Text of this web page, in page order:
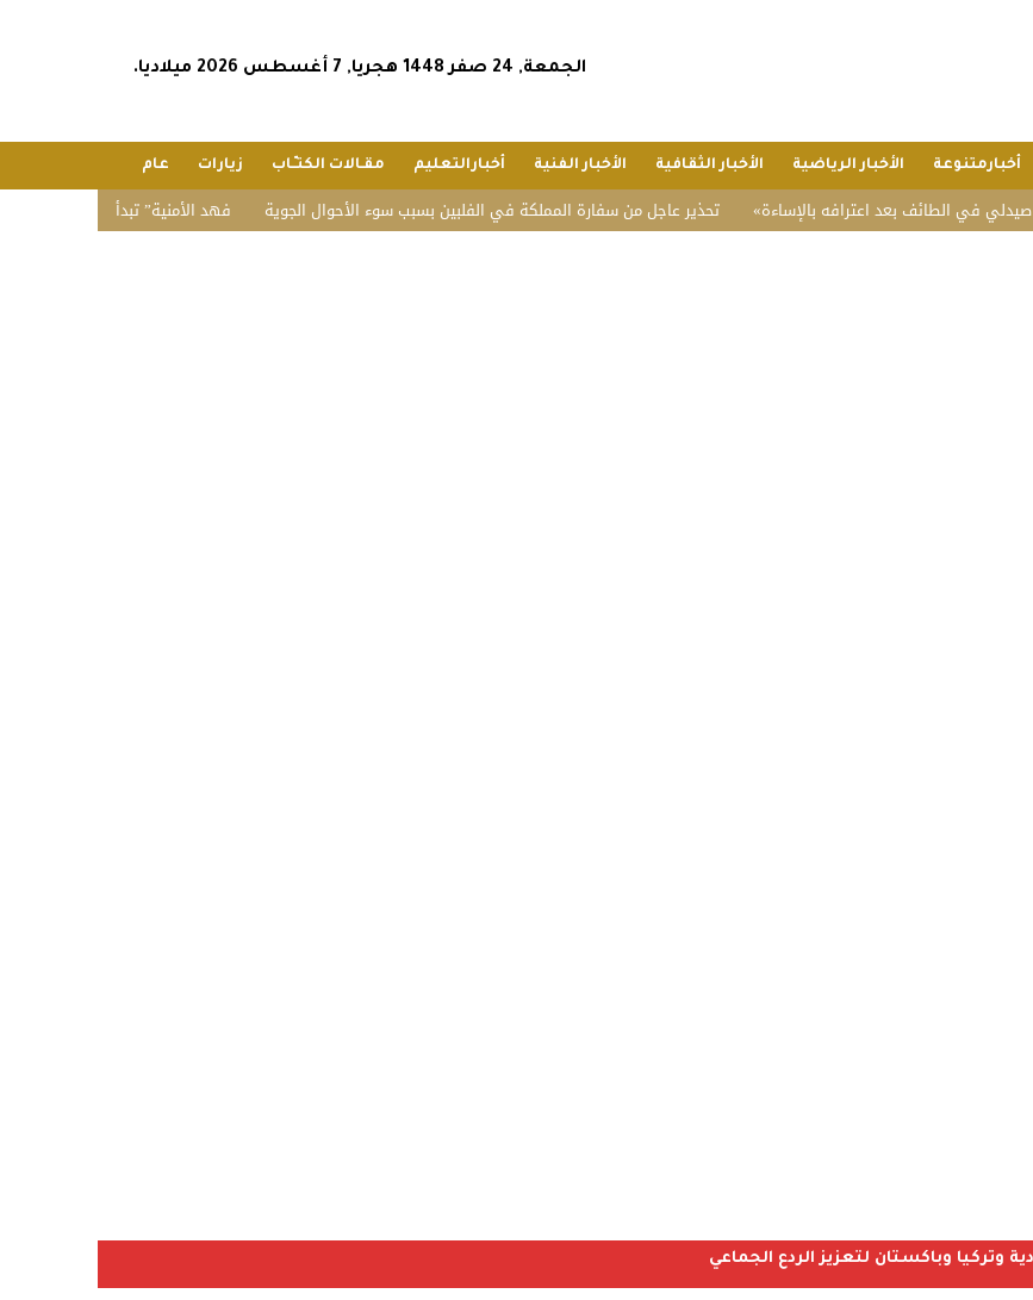
الجمعة, 24 صفر 1448 هجريا, 7 أغسطس 2026 ميلاديا.
أخبارمتنوعة الأخبار الرياضية الأخبار الثقافية الأخبار الفنية أخبارالتعليم مقـالات الكتـّـاب زيارات عام
“فهد الأمنية” تبدأ القبول المبدئي بدورة تحذير عاجل من سفارة المملكة في الفلبين بسبب سوء الأحوال الجوية الطائف بعد اعترافه بالإساءة
وباكستان لتعزيز الردع الجماعي